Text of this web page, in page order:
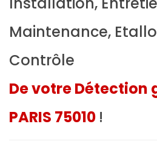
Maintenance,
Contrôle
De votre Détection
PARIS 75010 !